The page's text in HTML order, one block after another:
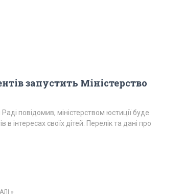
запустить Міністерство
повідомив, міністерством юстиції буде
інтересах своїх дітей. Перелік та дані про